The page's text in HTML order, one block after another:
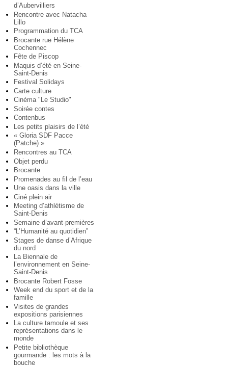
d’Aubervilliers
Rencontre avec Natacha
Lillo
Programmation du TCA
Brocante rue Hélène
Cochennec
Fête de Piscop
Maquis d’été en Seine-
Saint-Denis
Festival Solidays
Carte culture
Cinéma "Le Studio"
Soirée contes
Contenbus
Les petits plaisirs de l’été
« Gloria SDF Pacce
(Patche) »
Rencontres au TCA
Objet perdu
Brocante
Promenades au fil de l’eau
Une oasis dans la ville
Ciné plein air
Meeting d’athlétisme de
Saint-Denis
Semaine d’avant-premières
“L’Humanité au quotidien”
Stages de danse d’Afrique
du nord
La Biennale de
l’environnement en Seine-
Saint-Denis
Brocante Robert Fosse
Week end du sport et de la
famille
Visites de grandes
expositions parisiennes
La culture tamoule et ses
représentations dans le
monde
Petite bibliothèque
gourmande : les mots à la
bouche